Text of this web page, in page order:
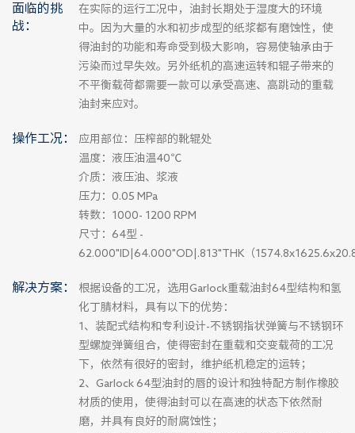
面临的挑
战：
在实际的运行工况中，油封长期处于湿度大的环境
中。因为大量的水和初步成型的纸浆都有磨蚀性，使
得油封的功能和寿命受到极大影响，容易使轴承由于
污染而过早失效。另外纸机的高速运转和辊子带来的
不平衡载荷都需要一款可以承受高速、高跳动的重载
油封来应对。
操作工况：
应用部位：压榨部的靴辊处
温度：液压油温40℃
介质：液压油、浆液
压力：0.05 MPa
转数：1000- 1200 RPM
尺寸：64型 -
62.000"ID|64.000"OD|.813"THK（
解决方案：
根据设备的工况，选用Garlock重载油封64型结构和氢
化丁腈材料，具有以下的优势：
1、装配式结构和专利设计-不锈钢指状弹簧与不锈钢环
型螺旋弹簧组合，使得密封在重载和交变载荷的工况
下，依然有很好的密封，维护纸机稳定的运转；
2、Garlock 64型油封的唇的设计和独特配方制作橡胶
材质的使用，使得油封可以在高速的状态下依然耐
磨，并具有良好的耐腐蚀性；